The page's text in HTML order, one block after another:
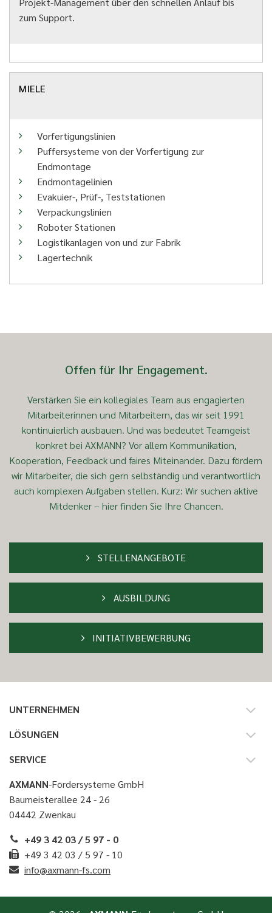
zum Support.
MIELE
Vorfertigungslinien
Puffersysteme von der Vorfertigung zur
Endmontage
Endmontagelinien
Evakuier-, Prüf-, Teststationen
Verpackungslinien
Roboter Stationen
Logistikanlagen von und zur Fabrik
Lagertechnik
Offen für Ihr Engagement.
Verstärken Sie ein kollegiales Team aus engagierten
Mitarbeiterinnen und Mitarbeitern, das wir seit 1991
kontinuierlich ausbauen. Und was bedeutet Teamgeist
konkret bei AXMANN? Vor allem Kommunikation,
Kooperation, Feedback und faires Miteinander. Dazu fördern
wir Mitarbeiter, die sich gern selbständig und verantwortlich
auch komplexen Aufgaben stellen. Kurz: Wir suchen aktive
Mitdenker – hier finden Sie Ihre Chancen.
STELLENANGEBOTE
AUSBILDUNG
INITIATIVBEWERBUNG
UNTERNEHMEN
LÖSUNGEN
SERVICE
AXMANN-Fördersysteme GmbH
Baumeisterallee 24 - 26
04442 Zwenkau
+49 3 42 03 / 5 97 - 0
+49 3 42 03 / 5 97 - 10
info@axmann-fs.com